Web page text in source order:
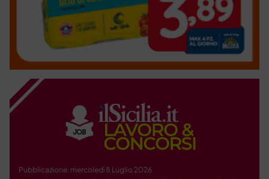
Pubblicazione: mercoledì 8 Luglio 2026